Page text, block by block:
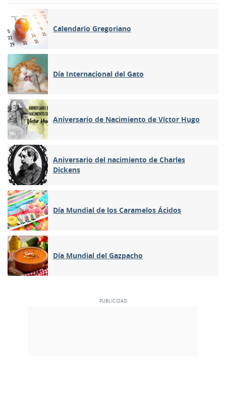
Calendario Gregoriano
Día Internacional del Gato
Aniversario de Nacimiento de Victor Hugo
Aniversario del nacimiento de Charles
Dickens
Día Mundial de los Caramelos Ácidos
Día Mundial del Gazpacho